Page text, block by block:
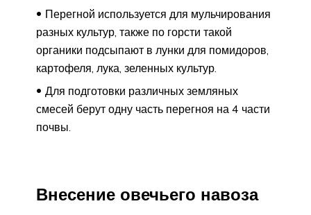
Перегной используется для мульчирования
разных культур, также по горсти такой
органики подсыпают в лунки для помидоров,
картофеля, лука, зеленных культур.
Для подготовки различных земляных
смесей берут одну часть перегноя на 4 части
почвы.
Внесение овечьего навоза